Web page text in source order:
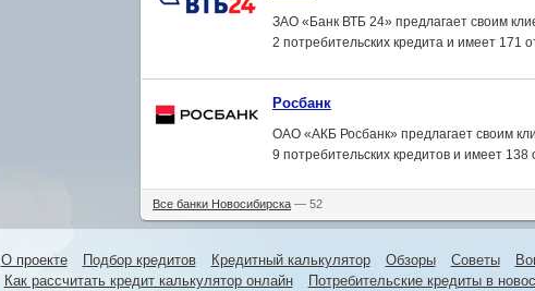
ЗАО «Банк ВТБ 24» предлагает своим
2 потребительских кредита и имеет 171
Росбанк
ОАО «АКБ Росбанк» предлагает своим
9 потребительских кредитов и имеет
Все банки Новосибирска — 52
О проекте Подбор кредитов Кредитный калькулятор Обзоры Советы
Как рассчитать кредит калькулятор онлайн
Потребительские кредиты в